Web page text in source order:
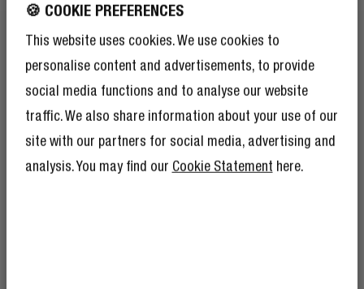
🍪 COOKIE PREFERENCES
This website uses cookies. We use cookies to
personalise content and advertisements, to provide
social media functions and to analyse our website
traffic. We also share information about your use of our
site with our partners for social media, advertising and
analysis. You may find our Cookie Statement here.